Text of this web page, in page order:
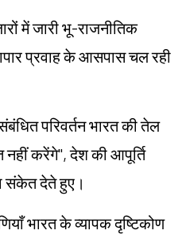
में जारी भू-राजनीतिक
प्रवाह के आसपास चल रही
परिवर्तन भारत की तेल
नहीं करेंगे", देश की आपूर्ति
संकेत देते हुए।
भारत के व्यापक दृष्टिकोण